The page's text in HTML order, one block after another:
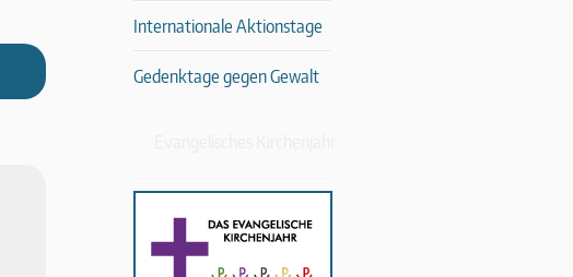
Internationale Aktionstage
Gedenktage gegen Gewalt